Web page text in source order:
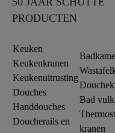
PRODUCTEN
Keuken
Keukenkranen
Keukenuitrusting
Douches
Handdouches
Doucherails en
Bad
kranen